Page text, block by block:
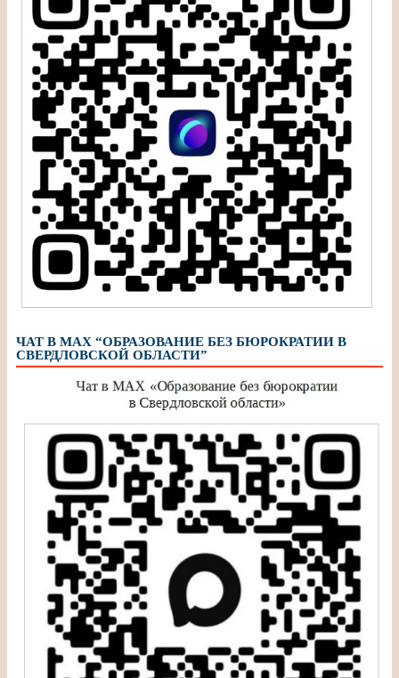
ЧАТ В МАХ “ОБРАЗОВАНИЕ БЕЗ БЮРОКРАТИИ В
СВЕРДЛОВСКОЙ ОБЛАСТИ”